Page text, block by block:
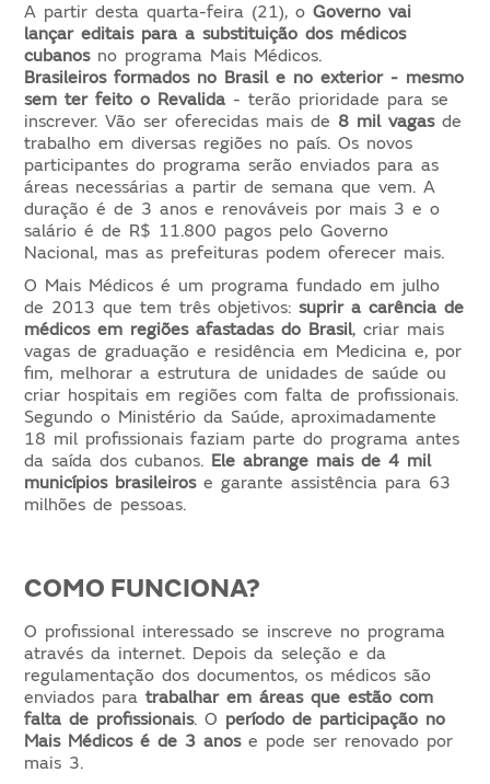
A partir desta quarta-feira (21), oGoverno vai
lançar editais para a substituição dos médicos
cubanosno programa Mais Médicos.
Brasileiros formados no Brasil e no exterior - mesmo
sem ter feito o Revalida - terão prioridade para se
inscrever. Vão ser oferecidas mais de8 mil vagasde
trabalho em diversas regiões no país. Os novos
participantes do programa serão enviados para as
áreas necessárias a partir de semana que vem. A
duração é de 3 anos e renováveis por mais 3 e o
salário é de R$ 11.800 pagos pelo Governo
Nacional, mas as prefeituras podem oferecer mais.
O Mais Médicos é um programa fundado em julho
de 2013 que tem três objetivos:suprir a carência de
médicos em regiões afastadas do Brasil, criar mais
vagas de graduação e residência em Medicina e, por
fim, melhorar a estrutura de unidades de saúde ou
criar hospitais em regiões com falta de profissionais.
Segundo o Ministério da Saúde, aproximadamente
18 mil profissionais faziam parte do programa antes
da saída dos cubanos. Ele abrange mais de 4 mil
municípios brasileirose garante assistência para 63
milhões de pessoas.
COMO FUNCIONA?
O profissional interessado se inscreve no programa
através da internet. Depois da seleção e da
regulamentação dos documentos, os médicos são
enviados paratrabalhar em áreas que estão com
falta de profissionais. O período de participação no
Mais Médicos é de 3 anose pode ser renovado por
mais 3.